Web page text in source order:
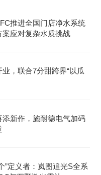
推进全国门店净水系统
案应对复杂水质挑战
，联合7分甜跨界“以瓜
新作，施耐德电气加码
”定义者：岚图追光S全系